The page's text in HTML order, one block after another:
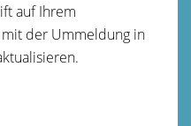
auf Ihrem
mit der Ummeldung in